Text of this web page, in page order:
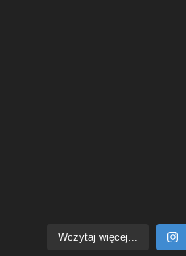
Wczytaj więcej...